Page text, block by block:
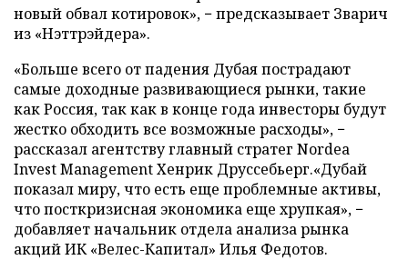
новый обвал котировок», − предсказывает Зварич
из «Нэттрэйдера».
«Больше всего от падения Дубая пострадают
самые доходные развивающиеся рынки, такие
как Россия, так как в конце года инвесторы будут
жестко обходить все возможные расходы», −
рассказал агентству главный стратег Nordea
Invest Management Хенрик Друссебьерг.«Дубай
показал миру, что есть еще проблемные активы,
что посткризисная экономика еще хрупкая», −
добавляет начальник отдела анализа рынка
акций ИК «Велес-Капитал» Илья Федотов.